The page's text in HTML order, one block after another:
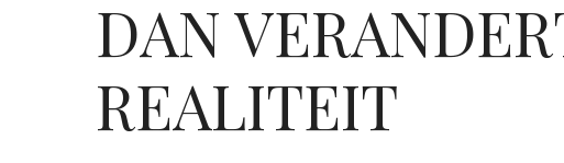
DAN
REALITEIT